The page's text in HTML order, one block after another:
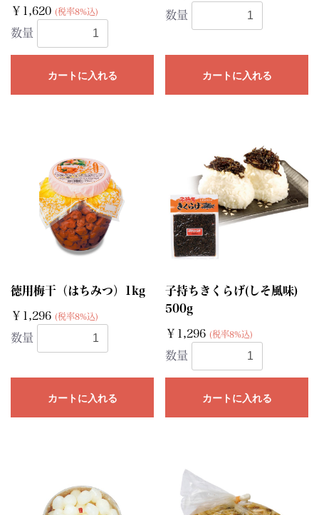
￥1,620 (税率8%込)
数量
カートに入れる
数量
カートに入れる
徳用梅干（はちみつ）1kg
￥1,296 (税率8%込)
数量
カートに入れる
子持ちきくらげ(しそ風味)
500g
￥1,296 (税率8%込)
数量
カートに入れる